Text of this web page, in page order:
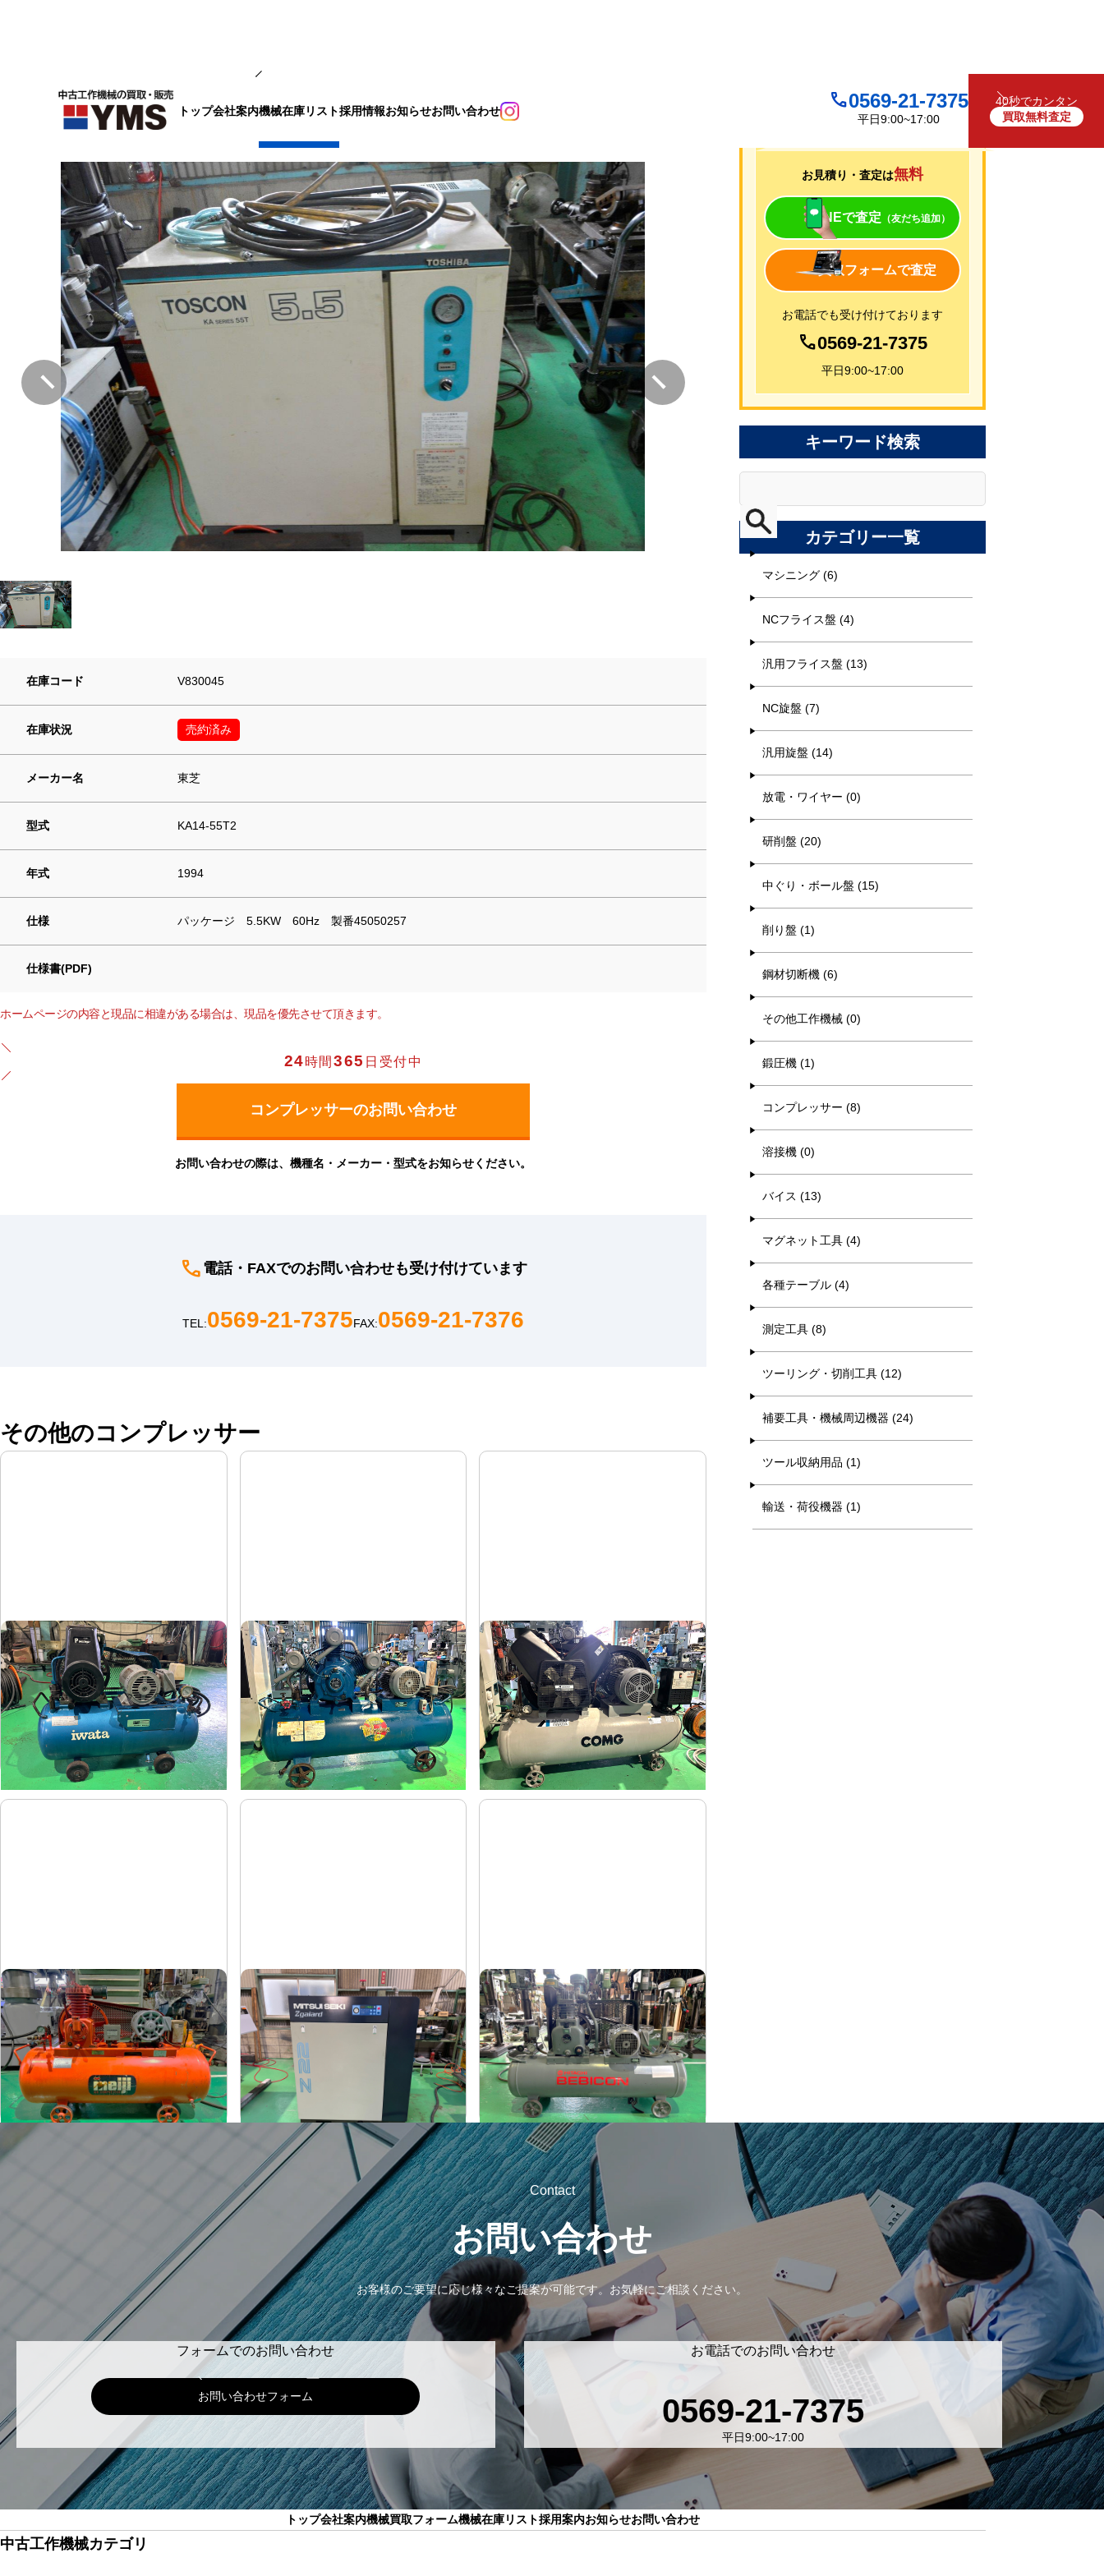
トップ会社案内機械在庫リスト採用情報お知らせお問い合わせ 0569-21-7375
平日9:00~17:00
40秒でカンタン
買取無料査定
コンプレッサー
在庫コード V830045
在庫状況 売約済み
メーカー名 東芝
型式 KA14-55T2
年式 1994
仕様 パッケージ 5.5KW 60Hz 製番45050257
仕様書(PDF)
ホームページの内容と現品に相違がある場合は、現品を優先させて頂きます。
24時間365 日受付中
お問い合わせの際は、機種名・メーカー・型式をお知らせください。
電話・FAXでのお問い合わせも受け付けています
TEL:0569-21-7375FAX:0569-21-7376
その他のコンプレッサー
コンプレッサー
メーカー 岩田
形 式SP-07CP
年 1984
コンプレッサー
メーカー 富士
形 式FS-75
年 1997
コンプレッサー
メーカー アネスト岩田
形 式TLP55-10
年 2004
コンプレッサー
メーカー 明治
形 式H-2
年 式 1981
コンプレッサー
メーカー
形 式
年 2010
コンプレッサー
メーカー 日立
形 式1.5P-9.5V6
式1988
買取について
お見積り・査定は無料
LINEで査定 （友だち追加）
買取フォームで査定
お電話でも受け付けております
0569-21-7375
平日9:00~17:00
キーワード検索
カテゴリー一覧
マシニング (6)
NCフライス盤 (4)
汎用フライス盤 (13)
NC旋盤 (7)
汎用旋盤 (14)
放電・ワイヤー (0)
研削盤 (20)
中ぐり・ボール盤 (15)
削り盤 (1)
鋼材切断機 (6)
その他工作機械 (0)
鍛圧機 (1)
コンプレッサー (8)
溶接機 (0)
バイス (13)
マグネット工具 (4)
各種テーブル (4)
測定工具 (8)
ツーリング・切削工具 (12)
補要工具・機械周辺機器 (24)
ツール収納用品 (1)
輸送・荷役機器 (1)
Contact
お問い合わせ
お客様のご要望に応じ様々なご提案が可能です。 お気軽にご相談ください。
フォームでのお問い合わせ
お問い合わせフォーム
お電話でのお問い合わせ
0569-21-7375
平日9:00~17:00
トップ会社案内機械買取フォーム機械在庫リスト採用案内お知らせお問い合わせ
中古工作機械カテゴリ